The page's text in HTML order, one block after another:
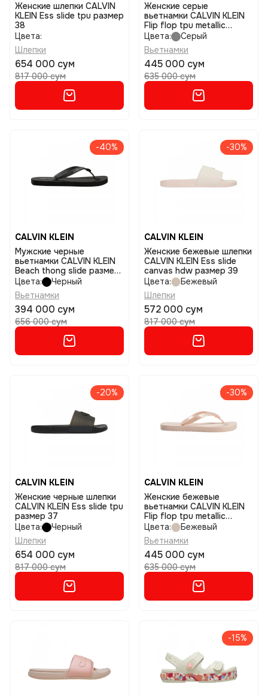
Женские шлепки CALVIN
KLEIN Ess slide tpu размер
38
Цвета:
Шлепки
654 000 сум
817 000 сум
Женские серые
вьетнамки CALVIN KLEIN
Flip flop tpu metallic
размер 38
Цвета:
Серый
Вьетнамки
445 000 сум
635 000 сум
-40%
CALVIN KLEIN
Мужские черные
вьетнамки CALVIN KLEIN
Beach thong slide размер
44
Цвета:
Черный
Вьетнамки
394 000 сум
656 000 сум
-30%
CALVIN KLEIN
Женские бежевые шлепки
CALVIN KLEIN Ess slide
canvas hdw размер 39
Цвета:
Бежевый
Шлепки
572 000 сум
817 000 сум
-20%
CALVIN KLEIN
Женские черные шлепки
CALVIN KLEIN Ess slide tpu
размер 37
Цвета:
Черный
Шлепки
654 000 сум
817 000 сум
-30%
CALVIN KLEIN
Женские бежевые
вьетнамки CALVIN KLEIN
Flip flop tpu metallic
размер 37
Цвета:
Бежевый
Вьетнамки
445 000 сум
635 000 сум
-15%